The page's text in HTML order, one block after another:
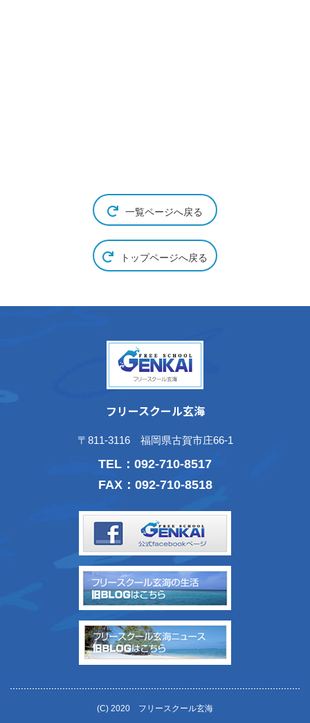
一覧ページへ戻る
トップページへ戻る
フリースクール玄海
〒811-3116 福岡県古賀市庄66-1
TEL： 092-710-8517
FAX：092-710-8518
(C) 2020 フリースクール玄海